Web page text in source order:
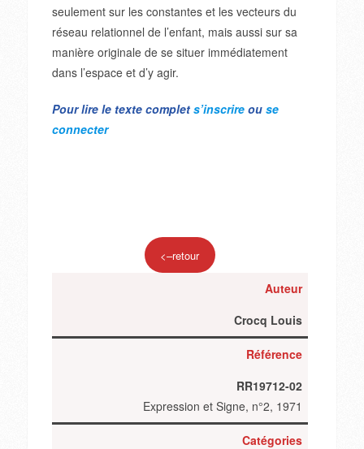
seulement sur les constantes et les vecteurs du
réseau relationnel de l’enfant, mais aussi sur sa
manière originale de se situer immédiatement
dans l’espace et d’y agir.
Pour lire le texte complet s’inscrireou se
connecter
<–retour
Auteur
Crocq Louis
Référence
RR19712-02
Expression et Signe, n°2, 1971
Catégories